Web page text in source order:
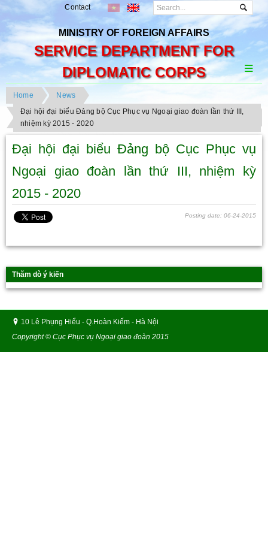
Contact
MINISTRY OF FOREIGN AFFAIRS
SERVICE DEPARTMENT FOR
DIPLOMATIC CORPS
Home
News
Đại hội đại biểu Đảng bộ Cục Phục vụ Ngoại giao đoàn lần thứ III,
nhiệm kỳ 2015 - 2020
Đại hội đại biểu Đảng bộ Cục Phục vụ
Ngoại giao đoàn lần thứ III, nhiệm kỳ
2015 - 2020
Posting date: 06-24-2015
Thăm dò ý kiến
10 Lê Phụng Hiểu - Q.Hoàn Kiếm - Hà Nội
Copyright © Cục Phục vụ Ngoại giao đoàn 2015